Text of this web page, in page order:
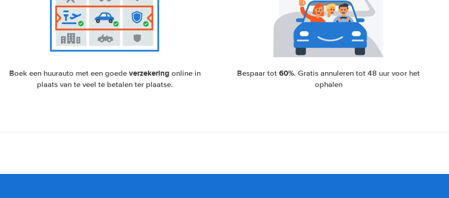
Boek een huurauto met een goede verzekering online in
plaats van te veel te betalen ter plaatse.
Bespaar tot60%. Gratis annuleren tot 48 uur voor het
ophalen